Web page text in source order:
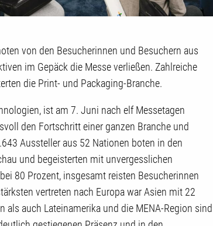
von den Besucherinnen und Besuchern aus
im Gepäck die Messe verließen. Zahlreiche
die Print- und Packaging-Branche.
ist am 7. Juni nach elf Messetagen
den Fortschritt einer ganzen Branche und
Aussteller aus 52 Nationen boten in den
und begeisterten mit unvergesslichen
80 Prozent, insgesamt reisten Besucherinnen
vertreten nach Europa war Asien mit 22
auch Lateinamerika und die MENA-Region sind